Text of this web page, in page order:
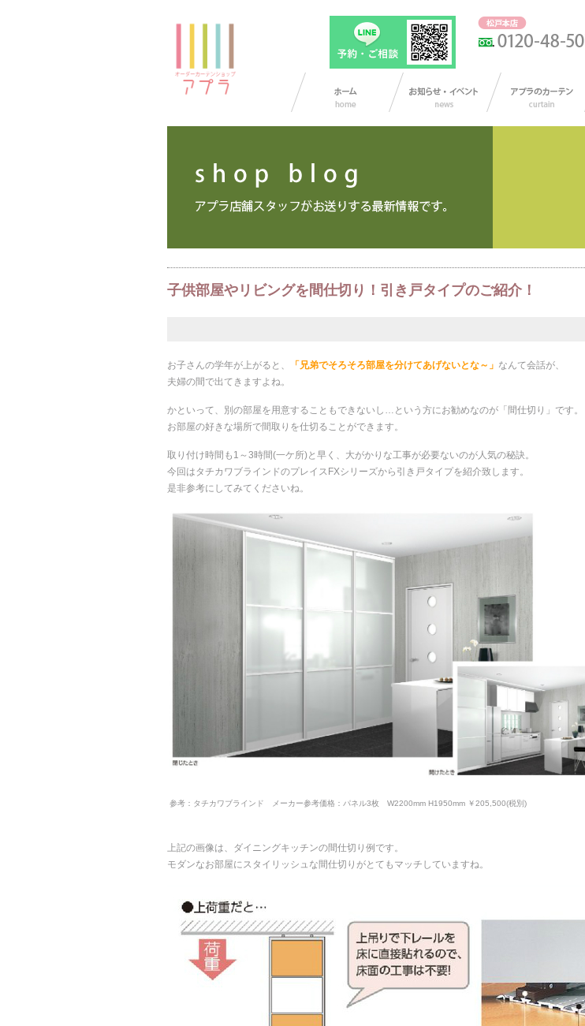
子供部屋やリビングを間仕切り！引き戸タイプのご紹介！
お子さんの学年が上がると、 「兄弟でそろそろ部屋を分けてあげないとな～」 なんて会話が、
夫婦の間で出てきますよね。
かといって、別の部屋を用意することもできないし…という方にお勧めなのが「間仕切り」です。
お部屋の好きな場所で間取りを仕切ることができます。
取り付け時間も1～3時間(一ケ所)と早く、大がかりな工事が必要ないのが人気の秘訣。
今回はタチカワブラインドのプレイスFXシリーズから引き戸タイプを紹介致します。
是非参考にしてみてくださいね。
参考：タチカワブラインド メーカー参考価格：パネル3枚 W2200mm H1950mm ￥205,500(税別)
上記の画像は、ダイニングキッチンの間仕切り例です。
モダンなお部屋にスタイリッシュな間仕切りがとてもマッチしていますね。